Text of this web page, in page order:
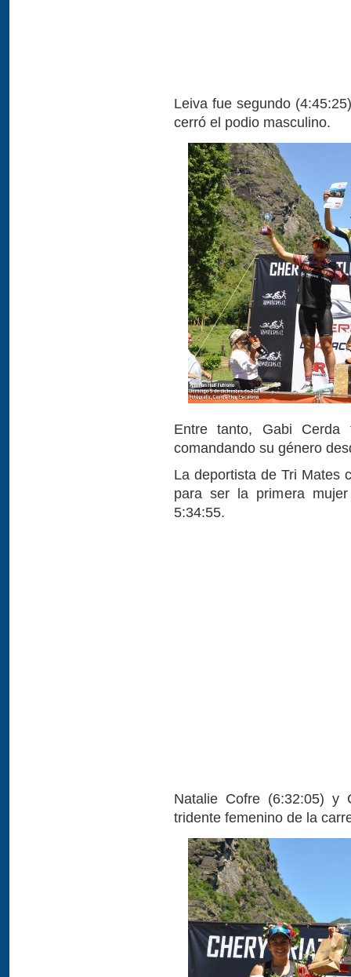
Leiva fue segundo
cerró el podio masculino.
Entre tanto, Gabi Cerda
comandando su género
La deportista de Tri Mates
para ser la primera
5:34:55.
Natalie Cofre (6:32:05) y
tridente femenino de la